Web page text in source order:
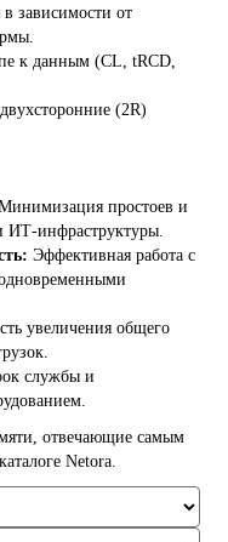
в зависимости от
к данным (CL, tRCD,
(2R)
простоев и
ИТ-инфраструктуры.
Эффективная работа с
увеличения общего
службы и
отвечающие самым
Netora.